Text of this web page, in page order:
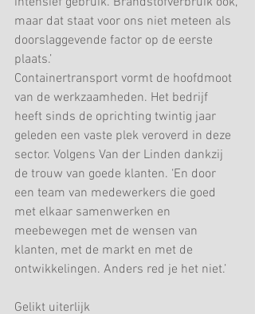
maar dat staat voor ons niet meteen als
doorslaggevende factor op de eerste
plaats.’
Containertransport vormt de hoofdmoot
van de werkzaamheden. Het bedrijf
heeft sinds de oprichting twintig jaar
geleden een vaste plek veroverd in deze
sector. Volgens Van der Linden dankzij
de trouw van goede klanten. ‘En door
een team van medewerkers die goed
met elkaar samenwerken en
meebewegen met de wensen van
klanten, met de markt en met de
ontwikkelingen. Anders red je het niet.’
Gelikt uiterlijk